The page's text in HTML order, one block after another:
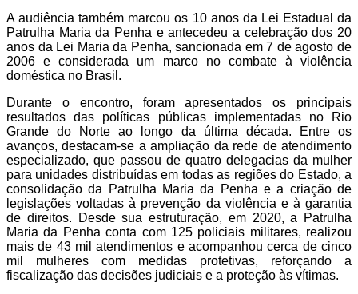
A audiência também marcou os 10 anos da Lei Estadual da
Patrulha Maria da Penha e antecedeu a celebração dos 20
anos da Lei Maria da Penha, sancionada em 7 de agosto de
2006 e considerada um marco no combate à violência
doméstica no Brasil.
Durante o encontro, foram apresentados os principais
resultados das políticas públicas implementadas no Rio
Grande do Norte ao longo da última década. Entre os
avanços, destacam-se a ampliação da rede de atendimento
especializado, que passou de quatro delegacias da mulher
para unidades distribuídas em todas as regiões do Estado, a
consolidação da Patrulha Maria da Penha e a criação de
legislações voltadas à prevenção da violência e à garantia
de direitos. Desde sua estruturação, em 2020, a Patrulha
Maria da Penha conta com 125 policiais militares, realizou
mais de 43 mil atendimentos e acompanhou cerca de cinco
mil mulheres com medidas protetivas, reforçando a
fiscalização das decisões judiciais e a proteção às vítimas.